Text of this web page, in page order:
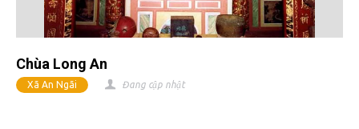
Chùa Long An
Xã An Ngãi Đang cập nhật